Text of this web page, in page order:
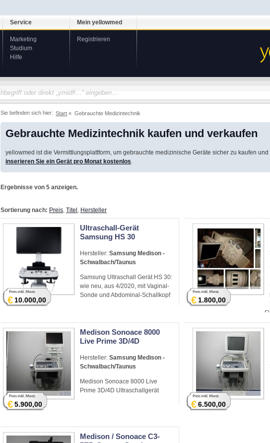
Service
Marketing
Studium
Hilfe
Mein yellowmed
Registrieren
Sie befinden sich hier: Start Gebrauchte Medizintechnik
Gebrauchte Medizintechnik kaufen und verkaufen
yellowmed ist die Vermittlungsplattform, um gebrauchte medizinische Geräte sicher zu kaufen
inserieren Sie ein Gerät pro Monat kostenlos
Ergebnisse von 5 anzeigen.
Sortierung nach: Preis Titel Hersteller
Ultraschall-Gerät
Samsung HS 30
Hersteller: Samsung Medison -
Schwalbach/Taunus
Samsung Ultraschall Gerät HS 30:
wie neu, aus 4/2020, mit Vaginal-
Sonde und Abdominal-Schallkopf
€10.000,00 €1.800,00
Medison Sonoace 8000
Live Prime 3D/4D
Hersteller: Samsung Medison -
Schwalbach/Taunus
Medison Sonoace 8000 Live
Prime 3D/4D Ultraschallgerät
€5.900,00 €6.500,00
Medison / Sonoace C3-